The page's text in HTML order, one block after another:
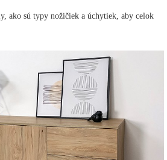
ako sú typy nožičiek a úchytiek, aby celok